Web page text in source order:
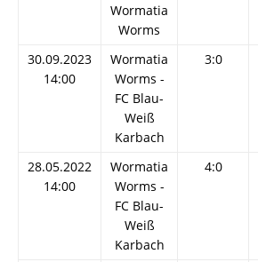
Wormatia
Worms
30.09.2023
14:00
Wormatia
Worms -
FC Blau-
Weiß
Karbach
3:0
28.05.2022
14:00
Wormatia
Worms -
FC Blau-
Weiß
Karbach
4:0